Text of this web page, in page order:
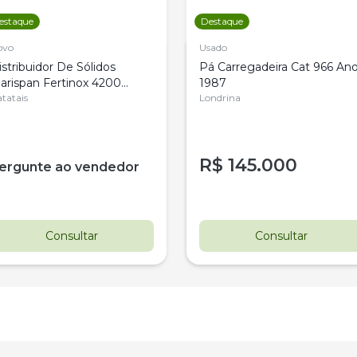
De Sólidos
Fertinox 4200
ao vendedor
Consultar
Destaque
Usado
Pá Carregadeira Cat 966
1987
Londrina
R$ 145.000
Consultar